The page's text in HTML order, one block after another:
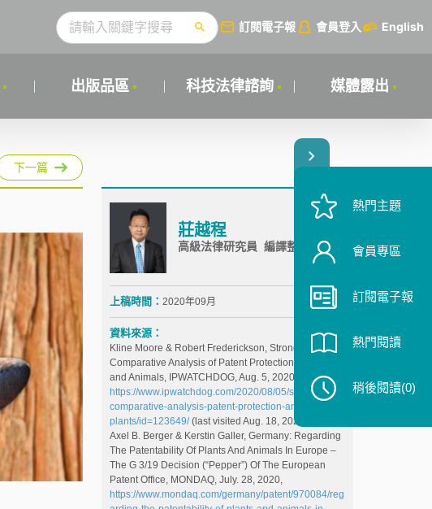
訂閱電子報 會員登入 English
出版品區 科技法律諮詢 媒體露出
下一篇
莊越程
高級法律研究員 編譯整理
上稿時間： 2020年09月
資料來源：
Kline Moore & Robert Frederickson, Strong Roots:
Comparative Analysis of Patent Protection for Plants
and Animals, IPWATCHDOG, Aug. 5, 2020,
https://www.ipwatchdog.com/2020/08/05/strong-roots-
comparative-analysis-patent-protection-animals-
plants/id=123649/(last visited Aug. 18, 2020).
Axel B. Berger & Kerstin Galler, Germany: Regarding
The Patentability Of Plants And Animals In Europe –
The G 3/19 Decision (“Pepper”) Of The European
Patent Office, MONDAQ, July. 28, 2020,
https://www.mondaq.com/germany/patent/970084/reg
熱門主題
會員專區
訂閱電子報
熱門閱讀
稍後閱讀(0)